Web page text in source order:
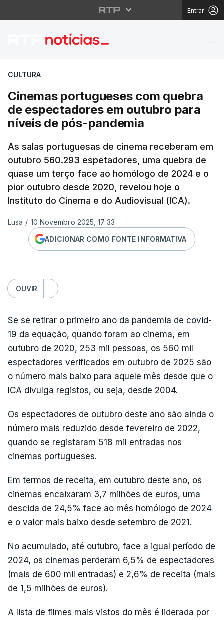
Entrar
Cinemas
CULTURA
Cinemas portugueses com quebra
de espectadores em outubro para
níveis de pós-pandemia
As salas portuguesas de cinema receberam em
outubro 560.293 espetadores, uma quebra de
quase um terço face ao homólogo de 2024 e o
pior outubro desde 2020, revelou hoje o
Instituto do Cinema e do Audiovisual (ICA).
Lusa / 10 Novembro 2025, 17:33
ADICIONAR COMO FONTE INFORMATIVA
OUVIR
Se se retirar o primeiro ano da pandemia de covid-
19 da equação, quando foram ao cinema, em
outubro de 2020, 253 mil pessoas, os 560 mil
espectadores verificados em outubro de 2025 são
o número mais baixo para aquele mês desde que o
ICA divulga registos, ou seja, desde 2004.
Os espectadores de outubro deste ano são ainda o
número mais reduzido desde fevereiro de 2022,
quando se registaram 518 mil entradas nos
cinemas portugueses.
Em termos de receita, em outubro deste ano, os
cinemas encaixaram 3,7 milhões de euros, uma
descida de 24,5% face ao mês homólogo de 2024
e o valor mais baixo desde setembro de 2021.
No acumulado, até outubro, face a igual período de
2024, os cinemas perderam 6,5% de espectadores
(mais de 600 mil entradas) e 2,6% de receita (mais
de 1,5 milhões de euros).
A lista de filmes mais vistos do mês é liderada por